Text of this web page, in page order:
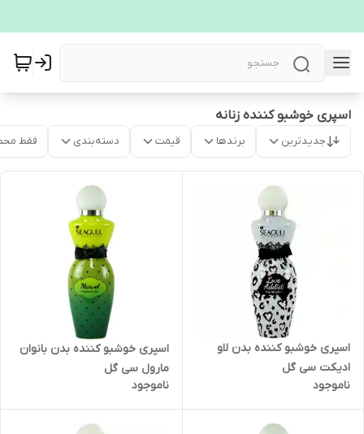
اسپری خوشبو کننده زنانه
جدیدترین برندها قیمت دسته‌بندی فقط
اسپری خوشبو کننده بدن لاو
ادیکت سی گل
ناموجود
اسپری خوشبو کننده بدن بانوان
مارول سی گل
ناموجود